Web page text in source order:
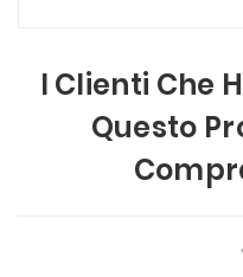
I Clienti Che
Questo